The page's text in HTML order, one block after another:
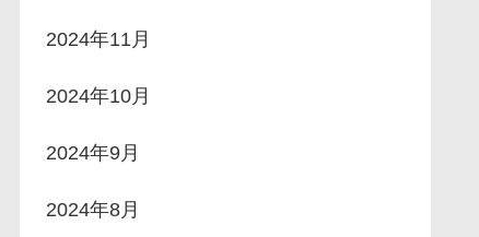
2024年11月
2024年10月
2024年9月
2024年8月